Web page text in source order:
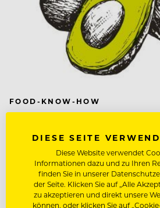
FOOD-KNOW-HOW
Masse lässt?
DIESE SEITE
Diese Website verwendet
Informationen dazu und zu Ihren
finden Sie in unserer
der Seite. Klicken Sie auf „Alle
zu akzeptieren und direkt unsere
können, oder klicken Sie auf